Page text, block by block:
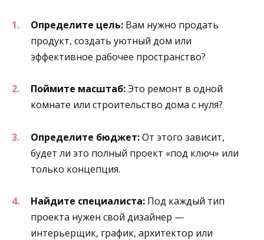
Определите цель: Вам нужно продать
продукт, создать уютный дом или
эффективное рабочее пространство?
Поймите масштаб:Это ремонт в одной
комнате или строительство дома с нуля?
Определите бюджет:От этого зависит,
будет ли это полный проект «под ключ» или
только концепция.
Найдите специалиста: Под каждый тип
проекта нужен свой дизайнер —
интерьерщик, график, архитектор или